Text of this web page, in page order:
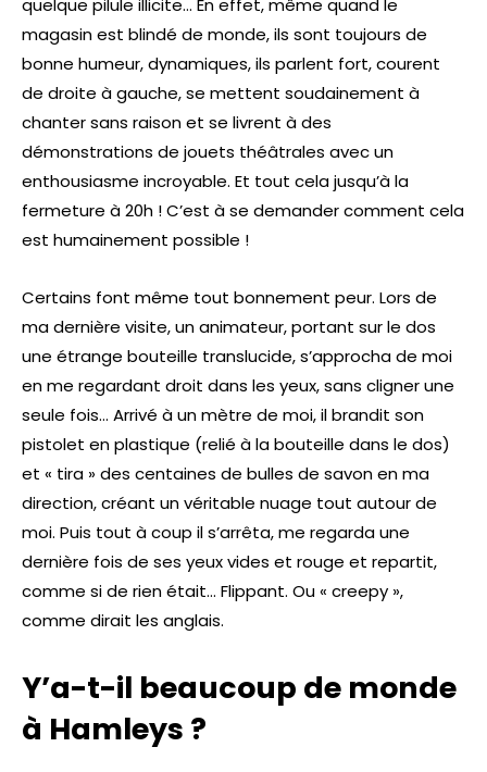
quelque pilule illicite… En effet, même quand le
magasin est blindé de monde, ils sont toujours de
bonne humeur, dynamiques, ils parlent fort, courent
de droite à gauche, se mettent soudainement à
chanter sans raison et se livrent à des
démonstrations de jouets théâtrales avec un
enthousiasme incroyable. Et tout cela jusqu’à la
fermeture à 20h ! C’est à se demander comment cela
est humainement possible !
Certains font même tout bonnement peur. Lors de
ma dernière visite, un animateur, portant sur le dos
une étrange bouteille translucide, s’approcha de moi
en me regardant droit dans les yeux, sans cligner une
seule fois… Arrivé à un mètre de moi, il brandit son
pistolet en plastique (relié à la bouteille dans le dos)
et « tira » des centaines de bulles de savon en ma
direction, créant un véritable nuage tout autour de
moi. Puis tout à coup il s’arrêta, me regarda une
dernière fois de ses yeux vides et rouge et repartit,
comme si de rien était… Flippant. Ou « creepy »,
comme dirait les anglais.
Y’a-t-il beaucoup de monde
à Hamleys ?